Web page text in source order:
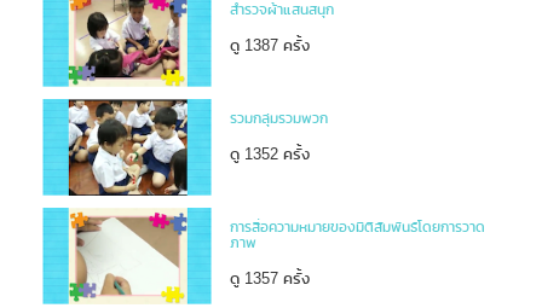
สำรวจผ้าแสนสนุก
ดู 1387 ครั้ง
รวมกลุ่มรวมพวก
ดู 1352 ครั้ง
การสื่อความหมายของมิติสัมพันธ์โดยการวาด
ภาพ
ดู 1357 ครั้ง